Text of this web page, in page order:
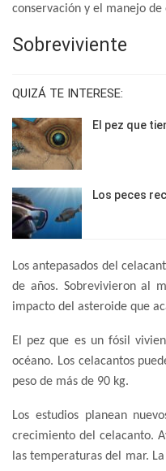
conservación y el manejo de
Sobreviviente
QUIZÁ TE INTERESE:
El pez que
Los peces
Los antepasados del
de años. Sobrevivieron al
impacto del asteroide que
El pez que es un fósil
océano. Los celacantos
peso de más de 90 kg.
Los estudios planean
crecimiento del celacanto.
las temperaturas del mar.